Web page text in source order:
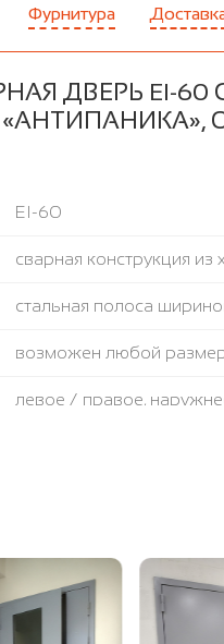
Фурнитура
ДВЕРЬ EI-60
EI-60
сварная конструкция из
стальная полоса
возможен любой
левое / правое,